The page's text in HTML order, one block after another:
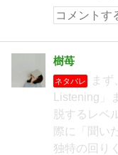
樹苺
ネタバレ
ま
Listening」
脱するレベ
際に「聞い
独特の回り